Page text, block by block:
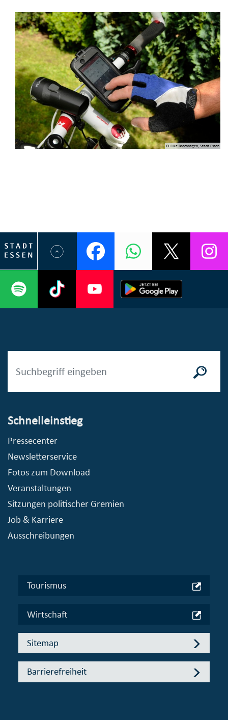
© Elke Brochhagen, Stadt Essen
Schnelleinstieg
Pressecenter
Newsletterservice
Fotos zum Download
Veranstaltungen
Sitzungen politischer Gremien
Job & Karriere
Ausschreibungen
Tourismus
Wirtschaft
Sitemap
Barrierefreiheit